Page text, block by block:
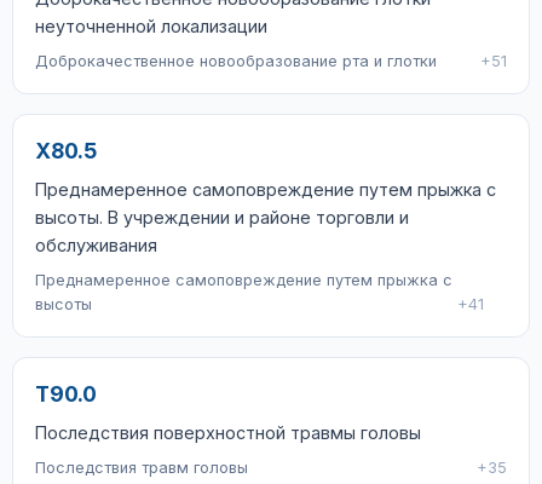
неуточненной локализации
Доброкачественное новообразование рта и глотки +51
X80.5
Преднамеренное самоповреждение путем прыжка с
высоты. В учреждении и районе торговли и
обслуживания
Преднамеренное самоповреждение путем прыжка с
высоты
+41
T90.0
Последствия поверхностной травмы головы
Последствия травм головы +35